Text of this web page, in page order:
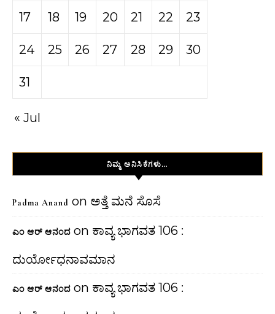
17 18 19 20 21 22 23
24 25 26 27 28 29 30
31
« Jul
ನಿಮ್ಮ ಅನಿಸಿಕೆಗಳು…
Padma Anand on ಅತ್ತೆ ಮನೆ ಸೊಸೆ
ಎಂ ಆರ್ ಆನಂದ on ಕಾವ್ಯ ಭಾಗವತ 106 :
ದುರ್ಯೋಧನಾವಮಾನ
ಎಂ ಆರ್ ಆನಂದ on ಕಾವ್ಯ ಭಾಗವತ 106 :